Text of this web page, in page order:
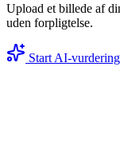
Upload et billede af
uden forpligtelse.
Start AI-vurdering